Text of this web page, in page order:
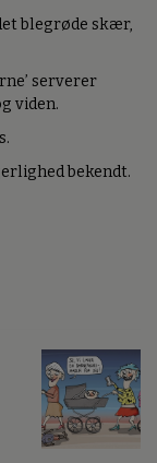
blegrøde skær,
serverer
viden.
bekendt.